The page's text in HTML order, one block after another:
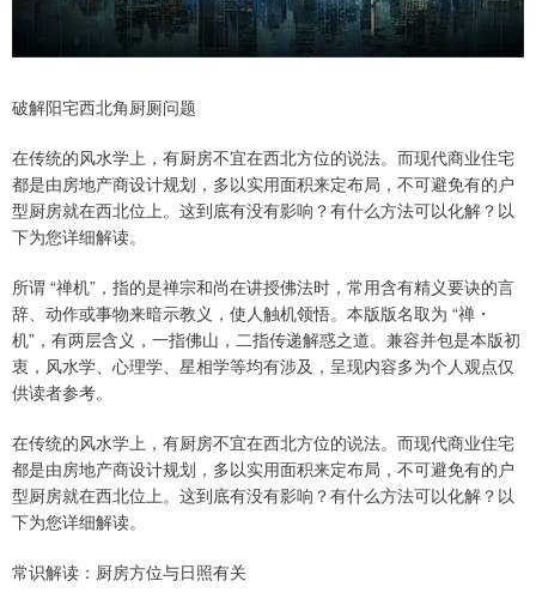
破解阳宅西北角厨厕问题
在传统的风水学上，有厨房不宜在西北方位的说法。而现代商业住宅
都是由房地产商设计规划，多以实用面积来定布局，不可避免有的户
型厨房就在西北位上。这到底有没有影响？有什么方法可以化解？以
下为您详细解读。
所谓 “禅机”，指的是禅宗和尚在讲授佛法时，常用含有精义要诀的言
辞、动作或事物来暗示教义，使人触机领悟。本版版名取为 “禅・
机”，有两层含义，一指佛山，二指传递解惑之道。兼容并包是本版初
衷，风水学、心理学、星相学等均有涉及，呈现内容多为个人观点仅
供读者参考。
在传统的风水学上，有厨房不宜在西北方位的说法。而现代商业住宅
都是由房地产商设计规划，多以实用面积来定布局，不可避免有的户
型厨房就在西北位上。这到底有没有影响？有什么方法可以化解？以
下为您详细解读。
常识解读：厨房方位与日照有关